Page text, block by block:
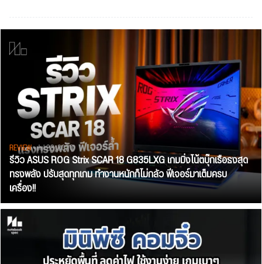
REVIEW• Jul 28, 2026
รีวิว ASUS ROG Strix SCAR 18 G835LXG เกมมิ่งโน้ตบุ๊กเรือธงสุด
ทรงพลัง ปรับสุดทุกเกม ทำงานหนักก็ไม่กลัว ฟีเจอร์มาเต็มครบ
เครื่อง!!